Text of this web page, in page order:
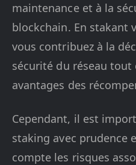
maintenance et à la
blockchain. En stakant
vous contribuez à la
sécurité du réseau
avantages des
Cependant, il est
staking avec prudence
compte les risques